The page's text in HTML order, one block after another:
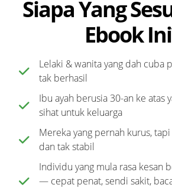
Siapa Yang
Ebook
Lelaki & wanita yang dah cuba
tak berhasil
Ibu ayah berusia 30-an ke atas
sihat untuk keluarga
Mereka yang pernah kurus,
dan tak stabil
Individu yang mula rasa kesan
— cepat penat, sendi sakit,